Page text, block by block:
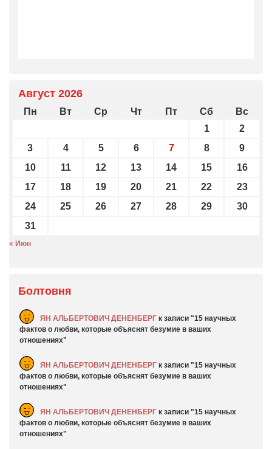
Август 2026
Пн Вт Ср Чт Пт Сб
Вс
1
2
3
4 5 6 7 8
9
10
11 12 13 14 15
16
17
18 19 20 21 22
23
24
25 26 27 28 29
30
31
« Июн
Болтовня
ЯН АЛЬБЕРТОВИЧ ДЕНЕНБЕРГ к записи
15 научных
фактов о любви, которые объяснят безумие в ваших
отношениях
ЯН АЛЬБЕРТОВИЧ ДЕНЕНБЕРГ к записи
15 научных
фактов о любви, которые объяснят безумие в ваших
отношениях
ЯН АЛЬБЕРТОВИЧ ДЕНЕНБЕРГ к записи
15 научных
фактов о любви, которые объяснят безумие в ваших
отношениях